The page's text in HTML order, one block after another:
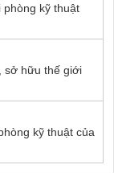
phòng kỹ thuật
sở hữu thế giới
kỹ thuật của